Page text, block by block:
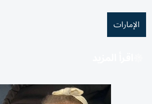
الإمارات